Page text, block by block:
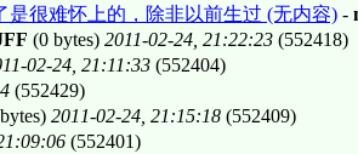
很难怀上的，除非以前生过 (无内容) -
(0 bytes) 2011-02-24, 21:22:23 (552418)
02-24, 21:11:33 (552404)
(552429)
2011-02-24, 21:15:18 (552409)
(552401)